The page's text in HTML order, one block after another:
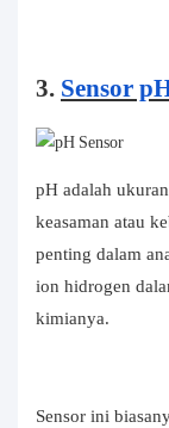
3. Sensor
pH adalah
keasaman atau
penting dalam
ion hidrogen
kimianya.
Sensor ini